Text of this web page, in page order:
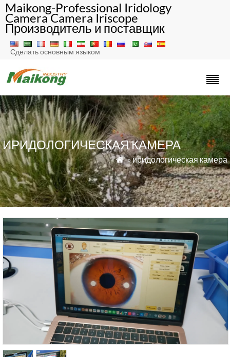
Maikong-Professional Iridology
Camera Camera Iriscope
Производитель и поставщик
Сделать основным языком
ИРИДОЛОГИЧЕСКАЯ КАМЕРА
 »иридологическая камера